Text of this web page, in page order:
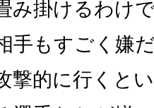
み掛けるわけ
手もすごく嫌
撃的に行くと